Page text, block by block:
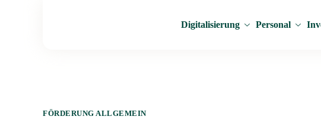
Digitalisierung Personal
FÖRDERUNG ALLGEMEIN